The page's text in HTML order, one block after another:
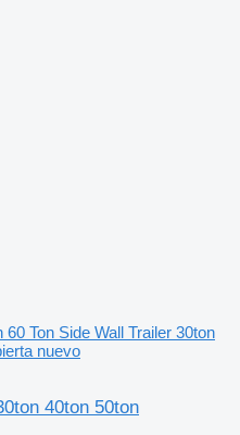
60 Ton Side Wall Trailer 30ton
nuevo
40ton 50ton